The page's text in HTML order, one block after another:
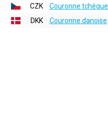
CZK
Couronne tchèque
DKK
Couronne danoise